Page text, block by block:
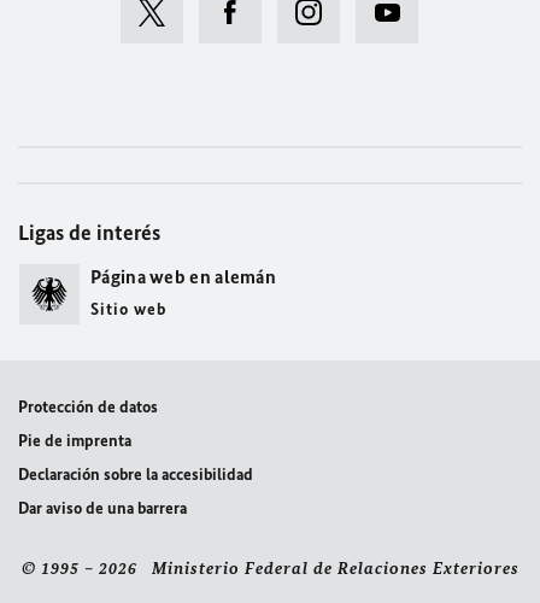
Ligas de interés
Página web en alemán
Sitio web
Protección de datos
Pie de imprenta
Declaración sobre la accesibilidad
Dar aviso de una barrera
© 1995 – 2026 Ministerio Federal de Relaciones Exteriores